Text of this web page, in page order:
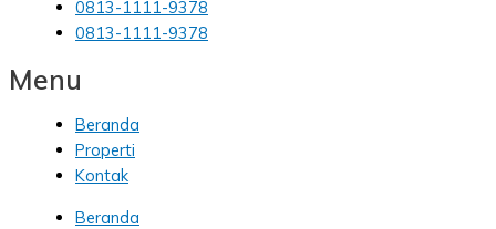
0813-1111-9378
0813-1111-9378
Menu
Beranda
Properti
Kontak
Beranda